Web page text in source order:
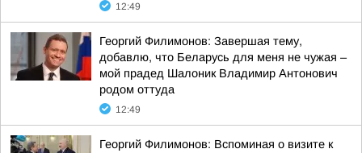
12:49
Георгий Филимонов: Завершая тему,
добавлю, что Беларусь для меня не чужая –
мой прадед Шалоник Владимир Антонович
родом оттуда
12:49
Георгий Филимонов: Вспоминая о визите к